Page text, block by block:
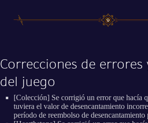
Correcciones de errores
del juego
[Colección] Se corrigió un error que hacía
tuviera el valor de desencantamiento
período de reembolso de desencantamiento